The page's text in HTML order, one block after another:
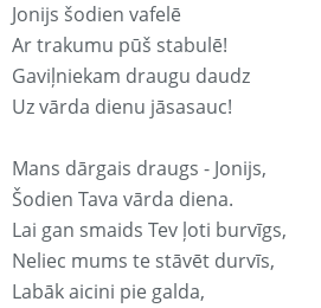
Jonijs šodien vafelē
Ar trakumu pūš stabulē!
Gaviļniekam draugu daudz
Uz vārda dienu jāsasauc!
Mans dārgais draugs - Jonijs,
Šodien Tava vārda diena.
Lai gan smaids Tev ļoti burvīgs,
Neliec mums te stāvēt durvīs,
Labāk aicini pie galda,